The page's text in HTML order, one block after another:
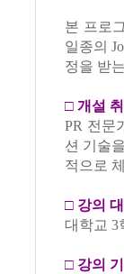
본 프로
일종의
정을 받
□ 개설 취
PR 전문
션 기술
적으로
□ 강의
대학교 3
□ 강의